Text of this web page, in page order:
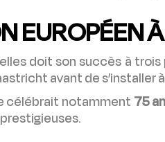
EUROPÉEN
doit son succès à trois
avant de s’installer
célébrait notamment 75